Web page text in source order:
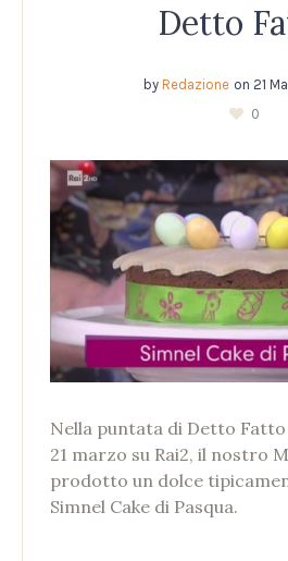
Detto
by Redazione on 21
0
Nella puntata di Detto
21 marzo su Rai2, il nostro
prodotto un dolce
Simnel Cake di Pasqua.